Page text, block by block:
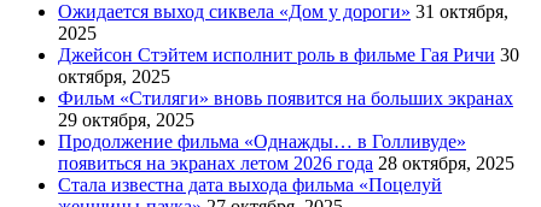
Ожидается выход сиквела «Дом у дороги» 31 октября,
2025
Джейсон Стэйтем исполнит роль в фильме Гая Ричи 30
октября, 2025
Фильм «Стиляги» вновь появится на больших экранах
29 октября, 2025
Продолжение фильма «Однажды… в Голливуде»
появиться на экранах летом 2026 года 28 октября, 2025
Стала известна дата выхода фильма «Поцелуй